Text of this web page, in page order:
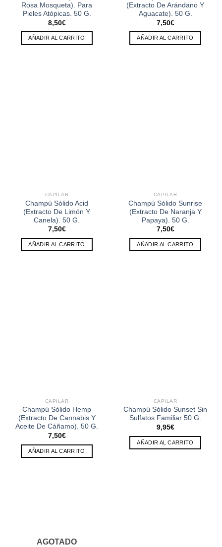
Rosa Mosqueta). Para
Pieles Atópicas. 50 G.
8,50€
AÑADIR AL CARRITO
(Extracto De Arándano Y
Aguacate). 50 G.
7,50€
AÑADIR AL CARRITO
CAPILAR
Champú Sólido Acid
(Extracto De Limón Y
Canela). 50 G.
7,50€
AÑADIR AL CARRITO
CAPILAR
Champú Sólido Sunrise
(Extracto De Naranja Y
Papaya). 50 G.
7,50€
AÑADIR AL CARRITO
CAPILAR
Champú Sólido Hemp
(Extracto De Cannabis Y
Aceite De Cáñamo). 50 G.
7,50€
AÑADIR AL CARRITO
CAPILAR
Champú Sólido Sunset Sin
Sulfatos Familiar 50 G.
9,95€
AÑADIR AL CARRITO
AGOTADO